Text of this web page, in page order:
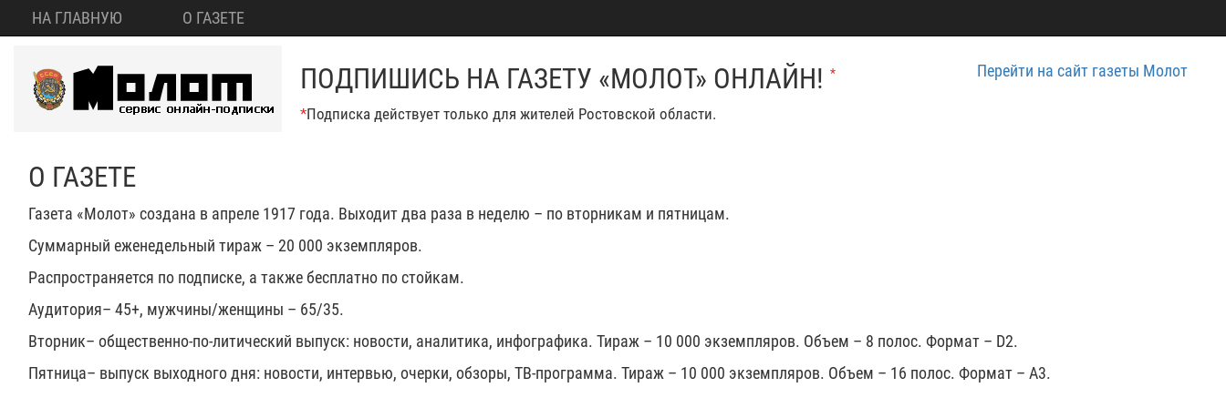
НА ГЛАВНУЮ О ГАЗЕТЕ
ПОДПИШИСЬ НА ГАЗЕТУ «МОЛОТ» ОНЛАЙН!*
*Подписка действует только для жителей Ростовской области.
Перейти на сайт газеты Молот
О ГАЗЕТЕ
Газета «Молот» создана в апреле 1917 года. Выходит два раза в неделю – по вторникам и пятницам.
Суммарный еженедельный тираж – 20 000 экземпляров.
Распространяется по подписке, а также бесплатно по стойкам.
Аудитория– 45+, мужчины/женщины – 65/35.
Вторник– общественно-по-литический выпуск: новости, аналитика, инфографика. Тираж – 10 000 экземпляров. Объем – 8 полос. Формат – D2.
Пятница– выпуск выходного дня: новости, интервью, очерки, обзоры, ТВ-программа. Тираж – 10 000 экземпляров. Объем – 16 полос. Формат – А3.